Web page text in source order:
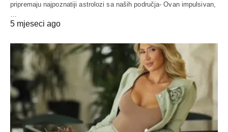
pripremaju najpoznatiji astrolozi sa naših područja- Ovan impulsivan,
…
5 mjeseci ago